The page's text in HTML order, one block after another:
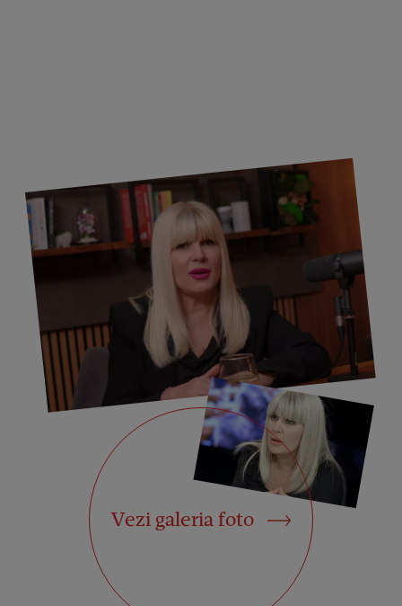
Vezi galeria foto